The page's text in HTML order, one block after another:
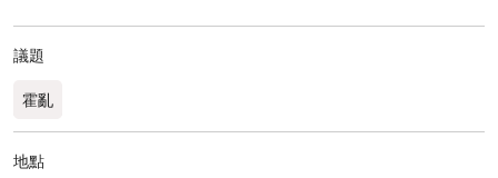
議題
霍亂
地點